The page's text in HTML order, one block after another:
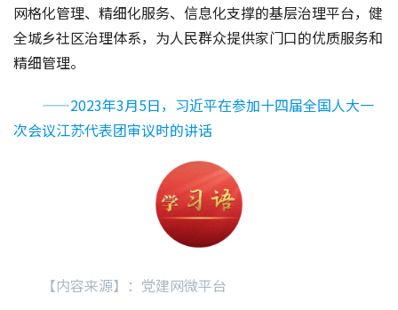
网格化管理、精细化服务、信息化支撑的基层治理平台，健
全城乡社区治理体系，为人民群众提供家门口的优质服务和
精细管理。
——2023年3月5日，习近平在参加十四届全国人大一
次会议江苏代表团审议时的讲话
【内容来源】：党建网微平台